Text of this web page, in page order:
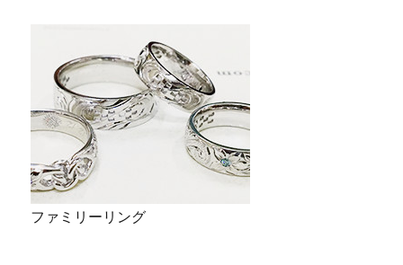
ファミリーリング